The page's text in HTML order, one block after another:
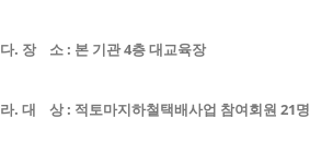
다. 장 소 : 본 기관 4층 대교육장
라. 대 상 : 적토마지하철택배사업 참여회원 21명